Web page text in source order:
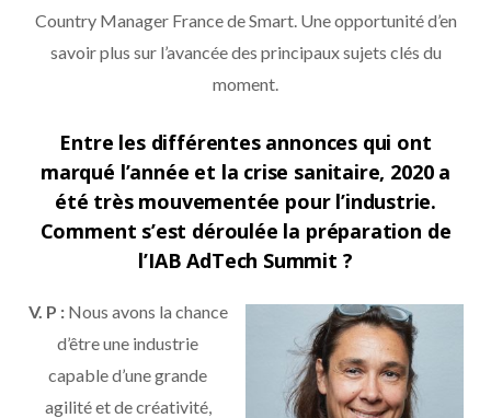
Country Manager France de Smart. Une opportunité d’en
savoir plus sur l’avancée des principaux sujets clés du
moment.
Entre les différentes annonces qui ont
marqué l’année et la crise sanitaire, 2020 a
été très mouvementée pour l’industrie.
Comment s’est déroulée la préparation de
l’IAB AdTech Summit ?
V. P :Nous avons la chance
d’être une industrie
capable d’une grande
agilité et de créativité,